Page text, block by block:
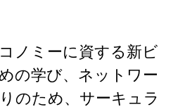
ノミーに資する新ビ
の学び、ネットワー
のため、サーキュラ